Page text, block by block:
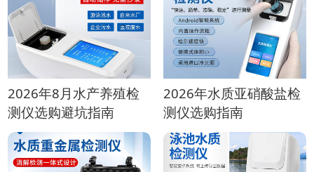
2026年8月水产养殖检
测仪选购避坑指南
2026年水质亚硝酸盐检
测仪选购指南